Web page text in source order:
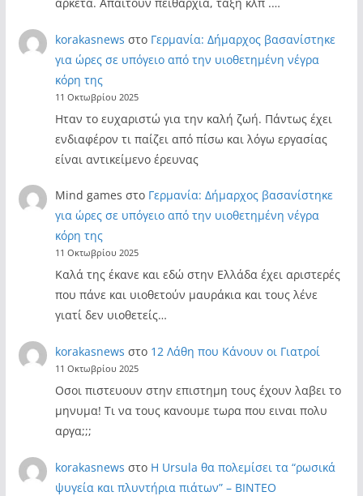
korakasnews στο Γερμανία: Δήμαρχος βασανίστηκε
για ώρες σε υπόγειο από την υιοθετημένη νέγρα
κόρη της
11 Οκτωβρίου 2025
Ηταν το ευχαριστώ για την καλή ζωή. Πάντως έχει
ενδιαφέρον τι παίζει από πίσω και λόγω εργασίας
είναι αντικείμενο έρευνας
Mind games στο Γερμανία: Δήμαρχος βασανίστηκε
για ώρες σε υπόγειο από την υιοθετημένη νέγρα
κόρη της
11 Οκτωβρίου 2025
Καλά της έκανε και εδώ στην Ελλάδα έχει αριστερές
που πάνε και υιοθετούν μαυράκια και τους λένε
γιατί δεν υιοθετείς…
korakasnews στο 12 Λάθη που Κάνουν οι Γιατροί
11 Οκτωβρίου 2025
Οσοι πιστευουν στην επιστημη τους έχουν λαβει το
μηνυμα! Τι να τους κανουμε τωρα που ειναι πολυ
αργα;;;
korakasnews στο Η Ursula θα πολεμίσει τα “ρωσικά
ψυγεία και πλυντήρια πιάτων” – ΒΙΝΤΕΟ